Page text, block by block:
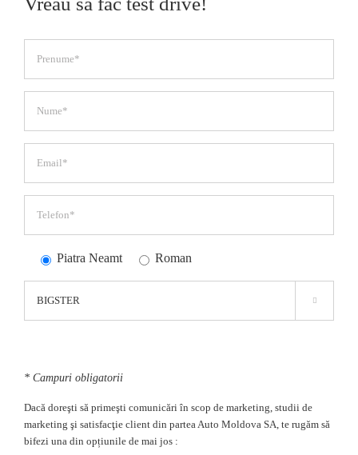
Piatra Neamt Roman

* Campuri obligatorii
Dacă doreşti să primeşti comunicări în scop de marketing, studii de
marketing şi satisfacţie client din partea Auto Moldova SA, te rugăm să
bifezi una din opțiunile de mai jos :